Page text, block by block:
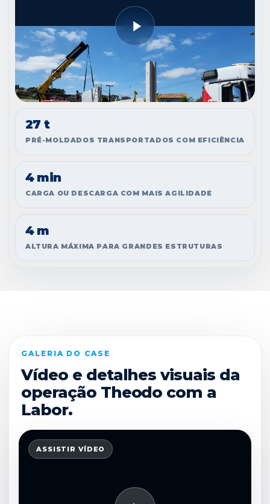
27 t
PRÉ-MOLDADOS TRANSPORTADOS COM EFICIÊNCIA
4 min
CARGA OU DESCARGA COM MAIS AGILIDADE
4 m
ALTURA MÁXIMA PARA GRANDES ESTRUTURAS
GALERIA DO CASE
Vídeo e detalhes visuais da
operação Theodo com a
Labor.
ASSISTIR VÍDEO